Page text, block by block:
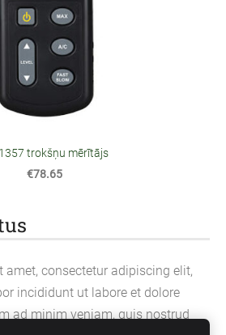
amet, consectetur adipiscing elit,
incididunt ut labore et dolore
ad minim veniam, quis nostrud
trokšņu mērītājs
€78.65